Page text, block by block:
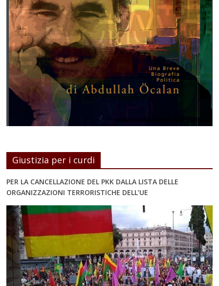
Giustizia per i curdi
PER LA CANCELLAZIONE DEL PKK DALLA LISTA DELLE
ORGANIZZAZIONI TERRORISTICHE DELL’UE